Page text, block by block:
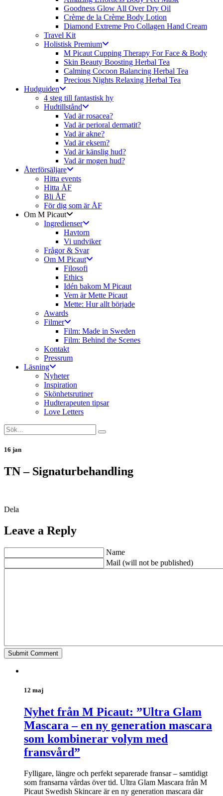
Goodness Glow All Over Dry Oil
Crème de la Crème Body Lotion
Diamond Extreme Pro Collagen Hand Cream
Travel Kit
Holistisk Premium
M Picaut Cupping Therapy For Face & Body
Skin Beauty Boosting Herbal Tea
Calming Cocoon Balancing Herbal Tea
Precious Nights Relaxing Herbal Tea
Hudguiden
4 steg till fantastisk hy
Hudtillstånd
Vad är rosacea?
Vad är perioral dermatit?
Vad är akne?
Vad är eksem?
Vad är känslig hud?
Vad är mogen hud?
Återförsäljare
Hitta events
Hitta ÅF
Bli ÅF
För dig som är ÅF
Om M Picaut
Ingredienser
Havtorn
Vi undviker
Frågor & Svar
Om M Picaut
Filosofi
Ethics
Idén bakom M Picaut
Vem är Mette Picaut
Mette: Hur allt började
Awards
Filmer
Film: Made in Sweden
Film: Behind the Scenes
Kontakt
Pressrum
Läsning
Nyheter
Inspiration
Skönhetsrutiner
Hudterapeuten tipsar
Love Letters
16 jan
TN – Signaturbehandling
Dela
Leave a Reply
Name
Mail (will not be published)
12 maj
Nyhet från M Picaut: ”Ultra Glam
Mascara – en ny generation mascara
som kombinerar volym med
fransvård”
Fylligare, längre och perfekt separerade fransar – samtidigt
som fransarna vårdas över tid. Ultra Glam Mascara från M
Picaut Swedish Skincare är en ny generation mascara där